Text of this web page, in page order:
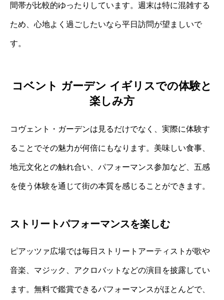
間帯が比較的ゆったりしています。週末は特に混雑する
ため、心地よく過ごしたいなら平日訪問が望ましいで
す。
コベント ガーデン イギリスでの体験と
楽しみ方
コヴェント・ガーデンは見るだけでなく、実際に体験す
ることでその魅力が何倍にもなります。美味しい食事、
地元文化との触れ合い、パフォーマンス参加など、五感
を使う体験を通じて街の本質を感じることができます。
ストリートパフォーマンスを楽しむ
ピアッツァ広場では毎日ストリートアーティストが歌や
音楽、マジック、アクロバットなどの演目を披露してい
ます。無料で鑑賞できるパフォーマンスがほとんどで、